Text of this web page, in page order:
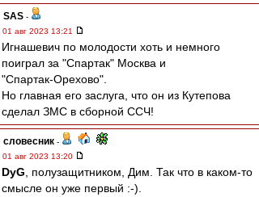
SAS -
01 авг 2023 13:21
Игнашевич по молодости хоть и немного
поиграл за "Спартак" Москва и
"Спартак-Орехово".
Но главная его заслуга, что он из Кутепова
сделал ЗМС в сборной ССЧ!
словесник -
01 авг 2023 13:20
DyG , полузащитником, Дим. Так что в каком-то
смысле он уже первый :-).